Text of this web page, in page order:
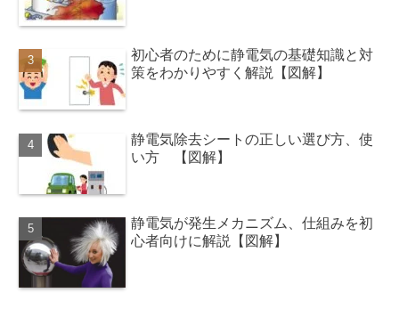
初心者のために静電気の基礎知識と対
策をわかりやすく解説【図解】
静電気除去シートの正しい選び方、使
い方 【図解】
静電気が発生メカニズム、仕組みを初
心者向けに解説【図解】